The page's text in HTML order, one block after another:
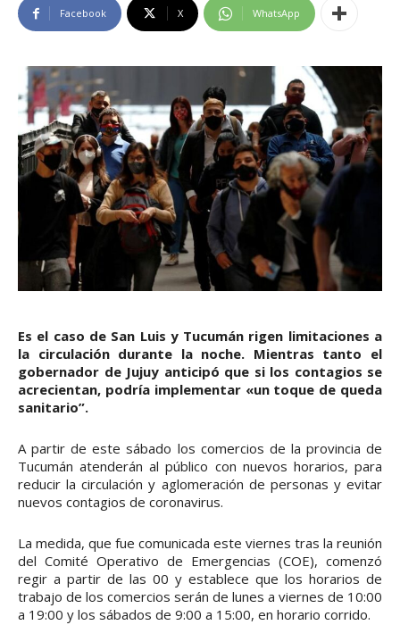
Facebook X WhatsApp
Es el caso de San Luis y Tucumán rigen limitaciones a
la circulación durante la noche. Mientras tanto el
gobernador de Jujuy anticipó que si los contagios se
acrecientan, podría implementar «un toque de queda
sanitario”.
A partir de este sábado los comercios de la provincia de
Tucumán atenderán al público con nuevos horarios, para
reducir la circulación y aglomeración de personas y evitar
nuevos contagios de coronavirus.
La medida, que fue comunicada este viernes tras la reunión
del Comité Operativo de Emergencias (COE), comenzó
regir a partir de las 00 y establece que los horarios de
trabajo de los comercios serán de lunes a viernes de 10:00
a 19:00 y los sábados de 9:00 a 15:00, en horario corrido.